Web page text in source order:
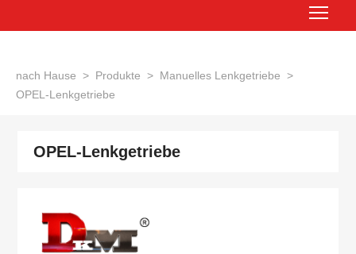
nach Hause > Produkte > Manuelles Lenkgetriebe >
OPEL-Lenkgetriebe
OPEL-Lenkgetriebe